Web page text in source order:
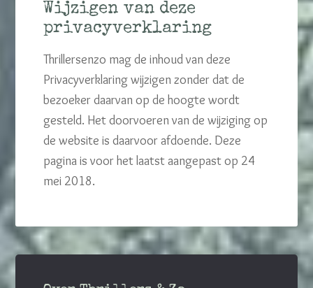
Wijzigen van deze
privacyverklaring
Thrillersenzo mag de inhoud van deze
Privacyverklaring wijzigen zonder dat de
bezoeker daarvan op de hoogte wordt
gesteld. Het doorvoeren van de wijziging op
de website is daarvoor afdoende. Deze
pagina is voor het laatst aangepast op 24
mei 2018.